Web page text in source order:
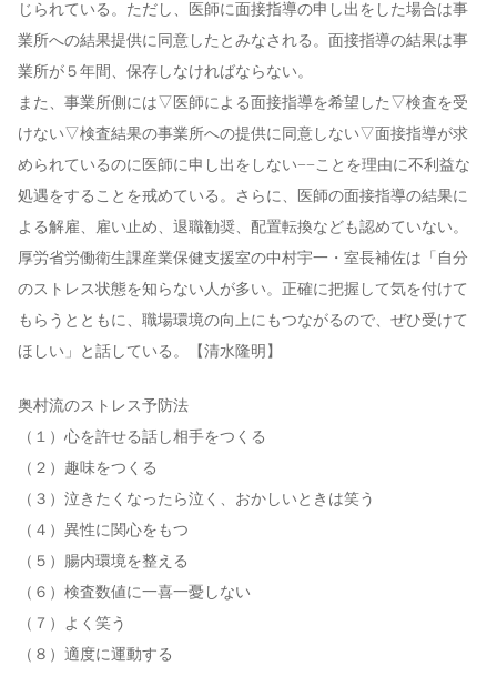
じられている。ただし、医師に面接指導の申し出をした場合は事
業所への結果提供に同意したとみなされる。面接指導の結果は事
業所が５年間、保存しなければならない。
また、事業所側には▽医師による面接指導を希望した▽検査を受
けない▽検査結果の事業所への提供に同意しない▽面接指導が求
められているのに医師に申し出をしない−−ことを理由に不利益な
処遇をすることを戒めている。さらに、医師の面接指導の結果に
よる解雇、雇い止め、退職勧奨、配置転換なども認めていない。
厚労省労働衛生課産業保健支援室の中村宇一・室長補佐は「自分
のストレス状態を知らない人が多い。正確に把握して気を付けて
もらうとともに、職場環境の向上にもつながるので、ぜひ受けて
ほしい」と話している。【清水隆明】
奥村流のストレス予防法
（１）心を許せる話し相手をつくる
（２）趣味をつくる
（３）泣きたくなったら泣く、おかしいときは笑う
（４）異性に関心をもつ
（５）腸内環境を整える
（６）検査数値に一喜一憂しない
（７）よく笑う
（８）適度に運動する